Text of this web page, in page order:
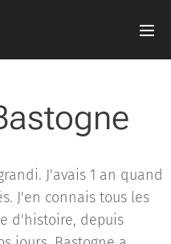
J'avais 1 an quand
J'en connais tous les
d'histoire, depuis